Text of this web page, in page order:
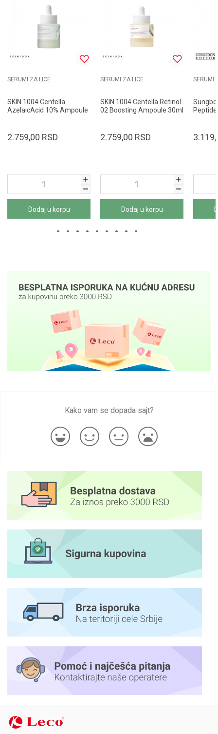
SERUMI ZA LICE
SKIN 1004 Centella
AzelaicAcid 10% Ampoule
2.759,00 RSD
Dodaj u korpu
SERUMI ZA LICE
SKIN 1004 Centella Retinol
02 Boosting Ampoule 30ml
2.759,00 RSD
Dodaj u korpu
SERUMI
Kako vam se dopada sajt?